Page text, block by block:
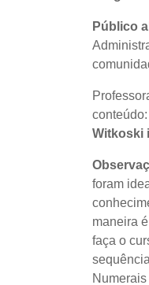
Público
conteúdo:
Witkoski
foram
maneira
faça o